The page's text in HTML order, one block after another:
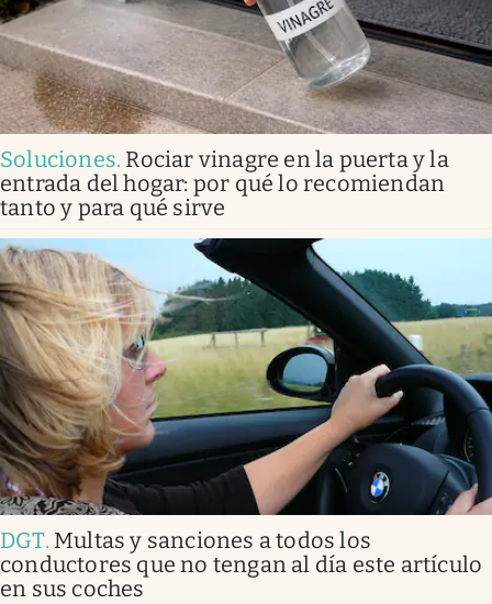
Soluciones. Rociar vinagre en la puerta y la
entrada del hogar: por qué lo recomiendan
tanto y para qué sirve
DGT. Multas y sanciones a todos los
conductores que no tengan al día este artículo
en sus coches